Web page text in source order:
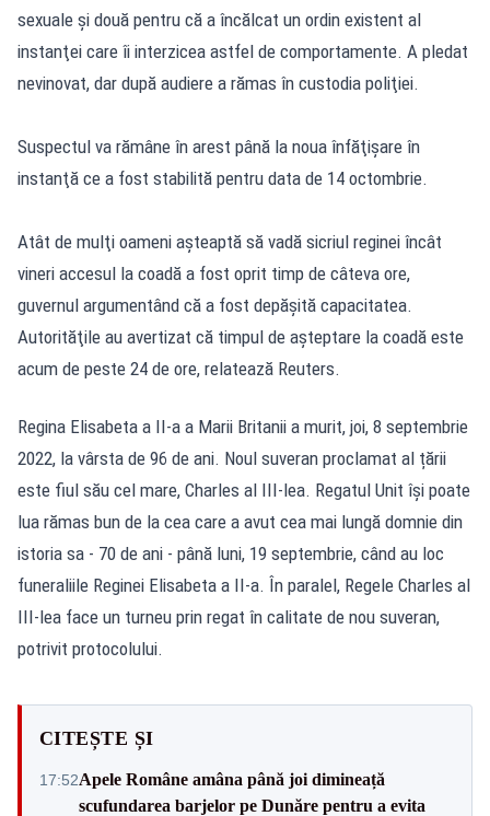
sexuale şi două pentru că a încălcat un ordin existent al
instanţei care îi interzicea astfel de comportamente. A pledat
nevinovat, dar după audiere a rămas în custodia poliţiei.
Suspectul va rămâne în arest până la noua înfăţişare în
instanţă ce a fost stabilită pentru data de 14 octombrie.
Atât de mulţi oameni aşteaptă să vadă sicriul reginei încât
vineri accesul la coadă a fost oprit timp de câteva ore,
guvernul argumentând că a fost depăşită capacitatea.
Autorităţile au avertizat că timpul de aşteptare la coadă este
acum de peste 24 de ore, relatează Reuters.
Regina Elisabeta a II-a a Marii Britanii a murit, joi, 8 septembrie
2022, la vârsta de 96 de ani. Noul suveran proclamat al țării
este fiul său cel mare, Charles al III-lea. Regatul Unit își poate
lua rămas bun de la cea care a avut cea mai lungă domnie din
istoria sa - 70 de ani - până luni, 19 septembrie, când au loc
funeraliile Reginei Elisabeta a II-a. În paralel, Regele Charles al
III-lea face un turneu prin regat în calitate de nou suveran,
potrivit protocolului.
CITEȘTE ȘI
17:52Apele Române amâna până joi dimineață
scufundarea barjelor pe Dunăre pentru a evita